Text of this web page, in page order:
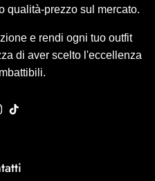
qualità-prezzo sul mercato.
e rendi ogni tuo outfit
di aver scelto l'eccellenza
TikTok